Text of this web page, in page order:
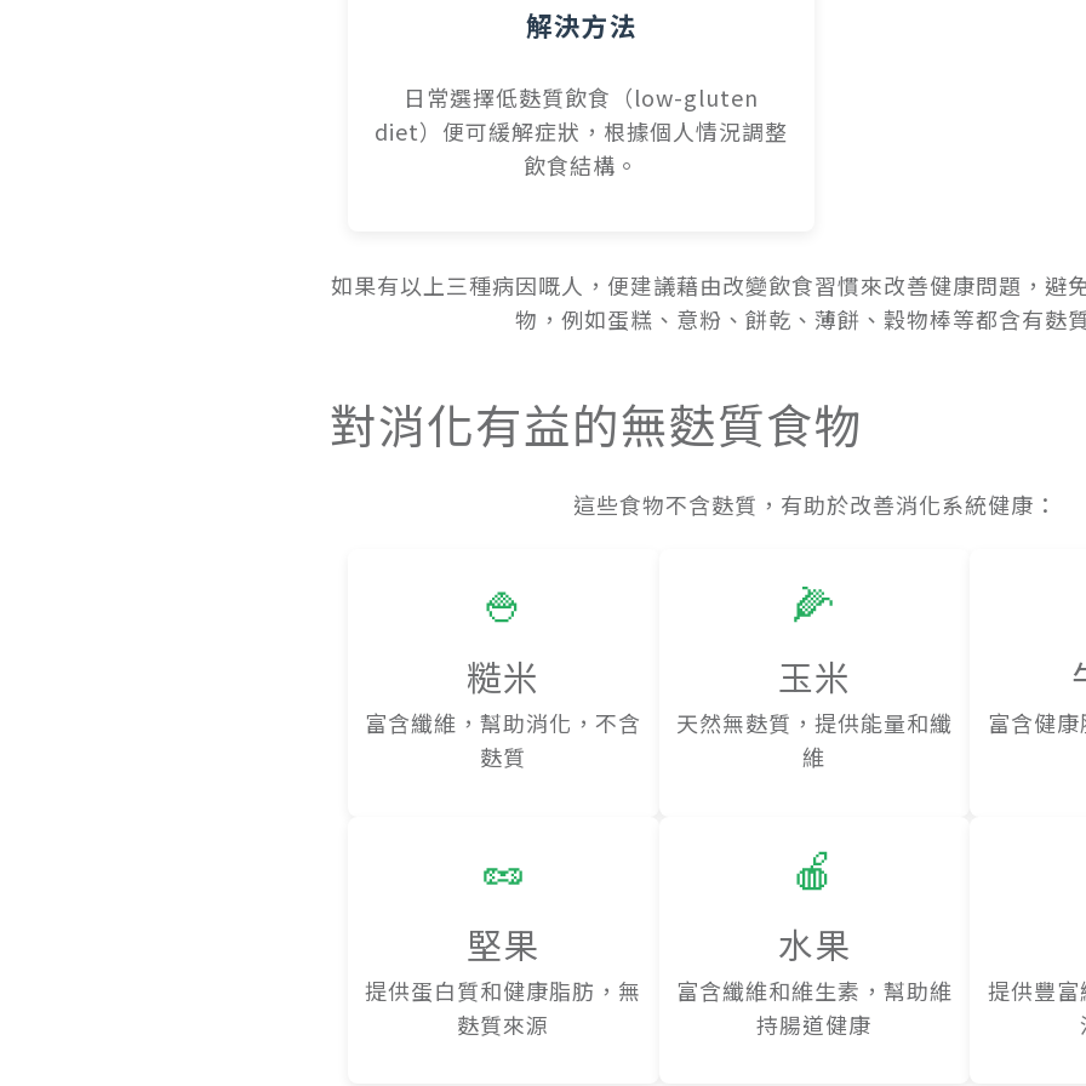
解決方法
日常選擇低麩質飲食（low-gluten
diet）便可緩解症狀，根據個人情況調整
飲食結構。
如果有以上三種病因嘅人，便建議藉由改變飲食習慣來改善健康問題，避
物，例如蛋糕、意粉、餅乾、薄餅、穀物棒等都含有麩
對消化有益的無麩質食物
這些食物不含麩質，有助於改善消化系統健康：
🍚
糙米
富含纖維，幫助消化，不含
麩質
🌽
玉米
天然無麩質，提供能量和纖
維
富含健
🥜
堅果
提供蛋白質和健康脂肪，無
麩質來源
🍎
水果
富含纖維和維生素，幫助維
持腸道健康
提供豐